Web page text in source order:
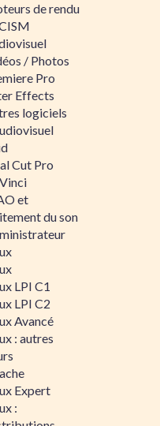
de rendu
/ Photos
Pro
Effects
logiciels
Cut Pro
et
du son
LPI C1
LPI C2
Avancé
: autres
Expert
: